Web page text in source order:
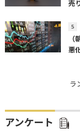
売
悪
ラ
アンケート